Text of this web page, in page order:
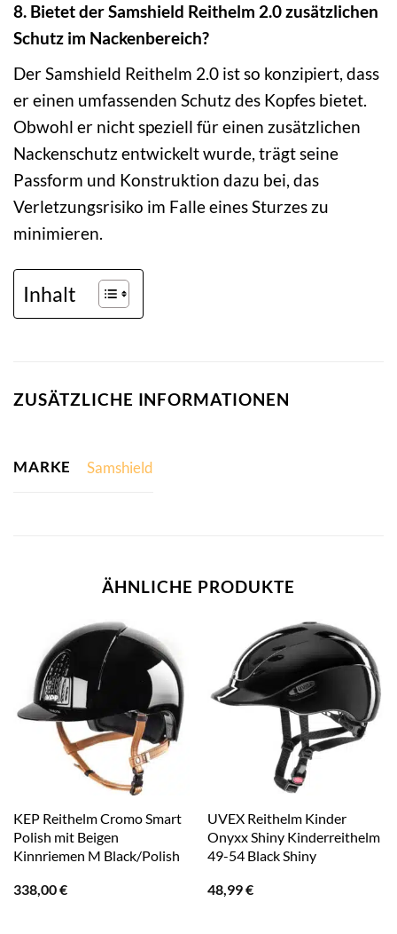
8. Bietet der Samshield Reithelm 2.0 zusätzlichen
Schutz im Nackenbereich?
Der Samshield Reithelm 2.0 ist so konzipiert, dass
er einen umfassenden Schutz des Kopfes bietet.
Obwohl er nicht speziell für einen zusätzlichen
Nackenschutz entwickelt wurde, trägt seine
Passform und Konstruktion dazu bei, das
Verletzungsrisiko im Falle eines Sturzes zu
minimieren.
Inhalt
ZUSÄTZLICHE INFORMATIONEN
MARKE Samshield
ÄHNLICHE PRODUKTE
KEP Reithelm Cromo Smart
Polish mit Beigen
Kinnriemen M Black/Polish
338,00€
UVEX Reithelm Kinder
Onyxx Shiny Kinderreithelm
49-54 Black Shiny
48,99€